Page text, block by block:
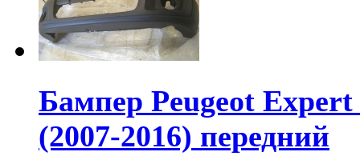
Бампер Peugeot
(2007-2016) передний